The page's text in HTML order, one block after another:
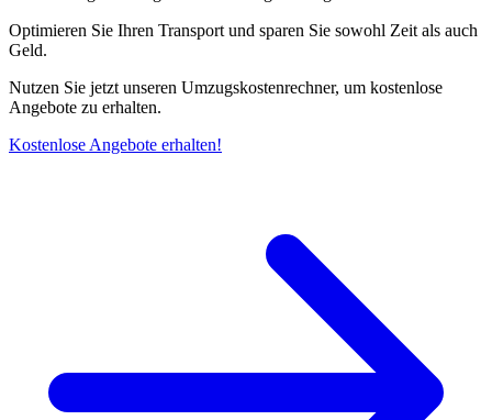
Optimieren Sie Ihren Transport und sparen Sie sowohl Zeit als auch
Geld.
Nutzen Sie jetzt unseren Umzugskostenrechner, um kostenlose
Angebote zu erhalten.
Kostenlose Angebote erhalten!